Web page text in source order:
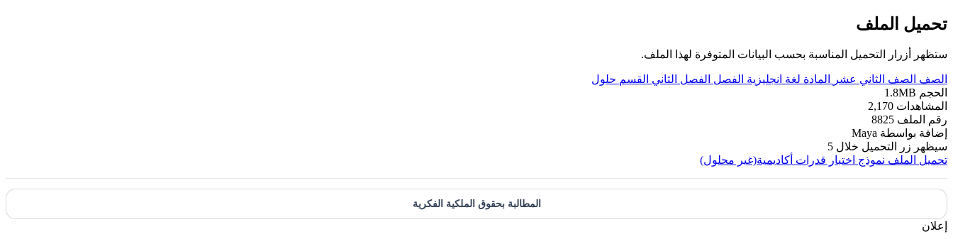
تحميل الملف
ستظهر أزرار التحميل المناسبة بحسب البيانات المتوفرة لهذا الملف.
الصف الصف الثاني عشر المادة لغة انجليزية الفصل الفصل الثاني القسم حلول
الحجم 1.8MB
المشاهدات 2,170
رقم الملف 8825
إضافة بواسطة Maya
سيظهر زر التحميل خلال 5
تحميل الملف نموذج اختبار قدرات أكاديمية(غير محلول)
المطالبة بحقوق الملكية الفكرية
إعلان